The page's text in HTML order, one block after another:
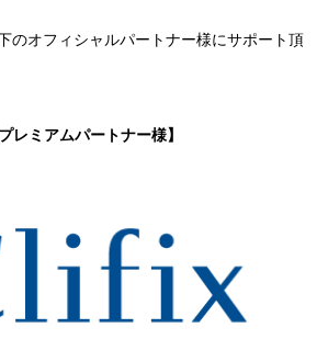
のオフィシャルパートナー様にサポート頂
プレミアムパートナー様】